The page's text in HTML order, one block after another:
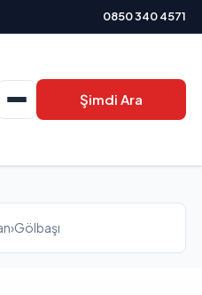
0850 340 4571
Şimdi Ara
›Gölbaşı